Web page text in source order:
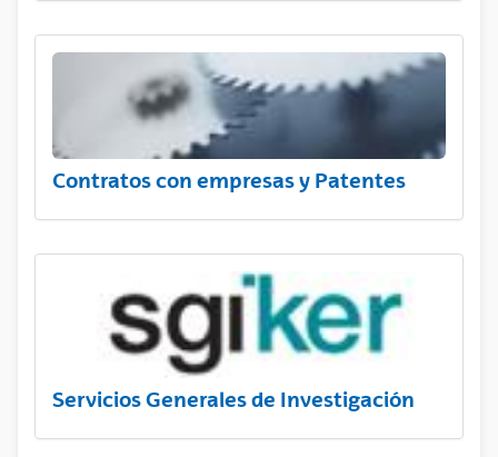
Contratos con empresas y Patentes
Servicios Generales de Investigación